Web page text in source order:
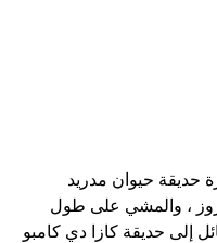
حديقة حيوان مدريد
، والمشي على طول
إلى حديقة كازا دي كامبو